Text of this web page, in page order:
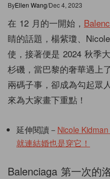
ByEllen Wang/Dec 4, 2023
在 12 月的一開始，
睛的話題，楊紫瓊、
使，接著便是 2024 秋季
杉磯，當巴黎的奢華遇上
兩碼子事，卻成為勾起眾
來為大家畫下重點！
延伸閱讀－ Nicole
就連結婚也是穿它！
Balenciaga 第一次的